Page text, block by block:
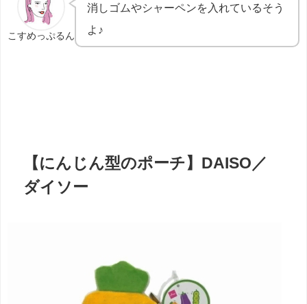
こすめっぷるん
消しゴムやシャーペンを入れているそう
よ♪
【にんじん型のポーチ】DAISO／
ダイソー